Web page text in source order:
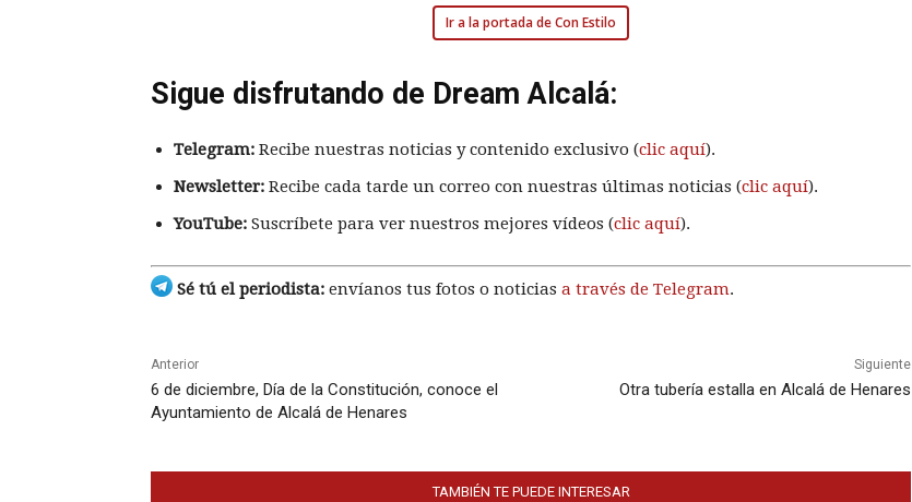
Ir a la portada de Con Estilo
Sigue disfrutando de Dream Alcalá:
Telegram: Recibe nuestras noticias y contenido exclusivo (clic aquí).
Newsletter: Recibe cada tarde un correo con nuestras últimas noticias (clic aquí).
YouTube: Suscríbete para ver nuestros mejores vídeos (clic aquí).
Sé tú el periodista: envíanos tus fotos o noticias a través de Telegram.
Anterior
6 de diciembre, Día de la Constitución, conoce el
Ayuntamiento de Alcalá de Henares
Siguiente
Otra tubería estalla en Alcalá de Henares
TAMBIÉN TE PUEDE INTERESAR